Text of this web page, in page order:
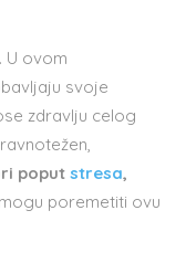
U ovom
svoje
zdravlju celog
poput stresa,
mogu poremetiti ovu